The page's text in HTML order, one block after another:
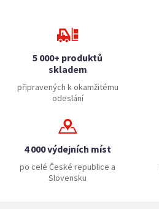
5 000+ produktů
skladem
připravených k okamžitému
odeslání
4 000 výdejních míst
po celé České republice a
Slovensku